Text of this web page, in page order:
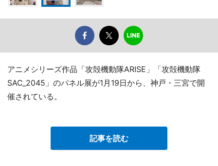
アニメシリーズ作品「攻殻機動隊ARISE」「攻殻機動隊
SAC_2045」のパネル展が1月19日から、神戸・三宮で開
催されている。
記事を読む